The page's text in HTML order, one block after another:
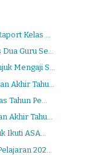
Kelas ...
Guru Se...
Mengaji S...
Akhir Tahu...
Tahun Pe...
Akhir Tahu...
Ikuti ASA...
202...